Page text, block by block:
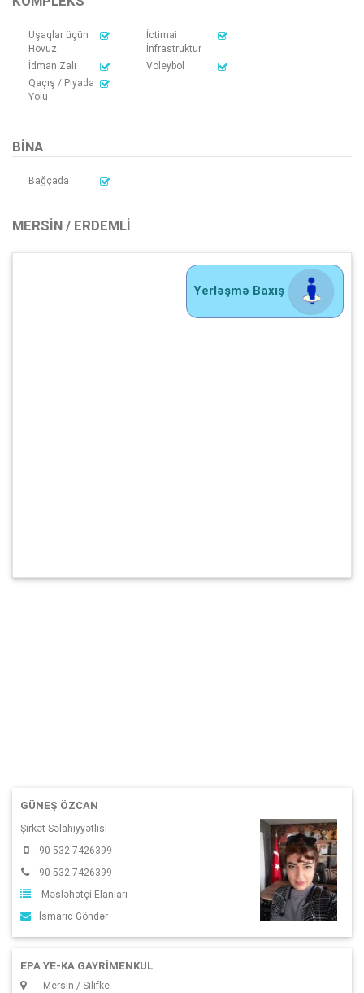
Uşaqlar üçün
Hovuz
İctimai
İnfrastruktur
İdman Zalı
Voleybol
Qaçış / Piyada
Yolu
BINA
Bağçada
MERSIN / ERDEMLI
Yerləşmə Baxış
GÜNEŞ ÖZCAN
Şirkət Səlahiyyətlisi
90 532-7426399
90 532-7426399
Məsləhətçi Elanları
İsmarıc Göndər
EPA YE-KA GAYRİMENKUL
Mersin / Silifke